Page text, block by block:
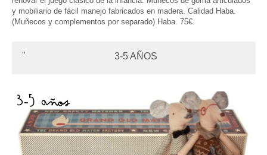
y mobiliario de fácil manejo fabricados en madera. Calidad Haba.
(Muñecos y complementos por separado) Haba. 75€.
3-5AÑOS